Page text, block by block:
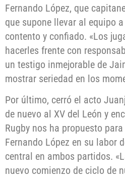
Fernando López, que
que supone llevar al equipo
contento y confiado. «Los
hacerles frente con
un testigo inmejorable de
mostrar seriedad en los
Por último, cerró el acto
de nuevo al XV del León y
Rugby nos ha propuesto
Fernando López en su labor
central en ambos partidos.
nuevo comienzo de ciclo de